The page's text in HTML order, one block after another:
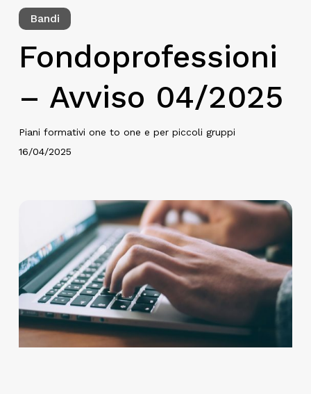
Bandi
Fondoprofessioni
– Avviso 04/2025
Piani formativi one to one e per piccoli gruppi
16/04/2025